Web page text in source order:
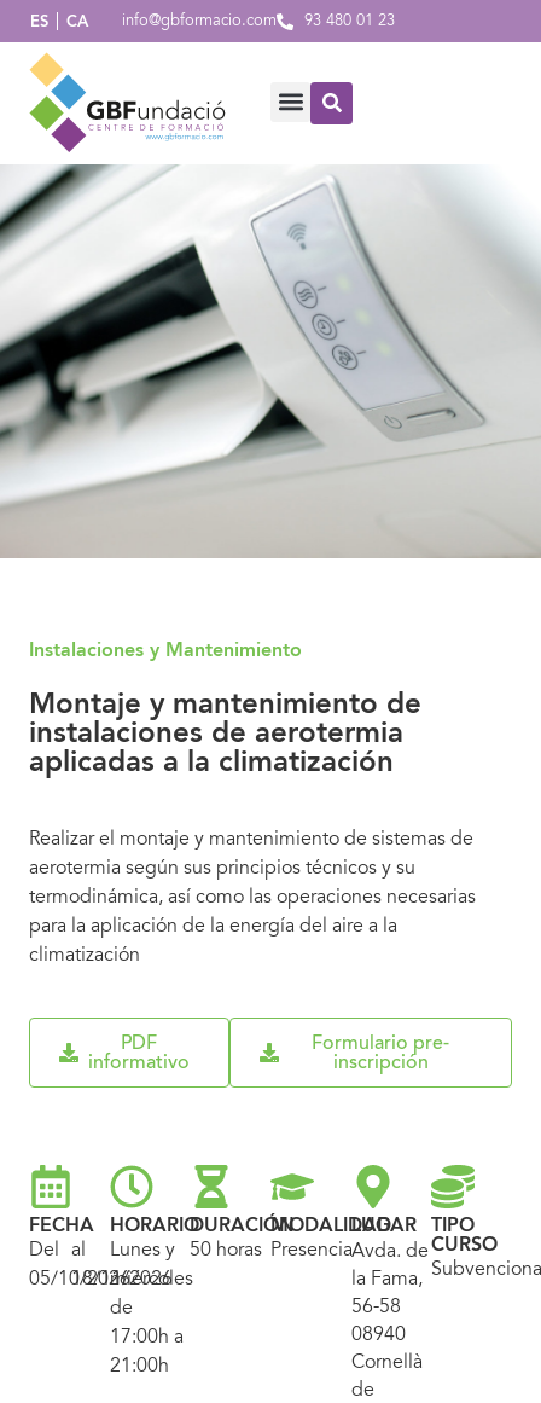
ES CA info@gbformacio.com 93 480 01 23
Instalaciones y Mantenimiento
Montaje y mantenimiento de
instalaciones de aerotermia
aplicadas a la climatización
Realizar el montaje y mantenimiento de sistemas de
aerotermia según sus principios técnicos y su
termodinámica, así como las operaciones necesarias
para la aplicación de la energía del aire a la
climatización
PDF
informativo
Formulario pre-
inscripción
FECHA
Del
05/10/2026
al
18/11/2026
HORARIO
Lunes y
miércoles
de
17:00h a
21:00h
DURACIÓN
50 horas
MODALIDAD
Presencial
LUGAR
Avda. de
la Fama,
56-58
08940
Cornellà
de
TIPO
CURSO